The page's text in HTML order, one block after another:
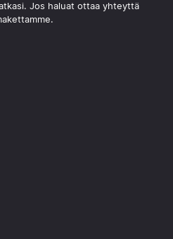
Jos haluat ottaa yhteyttä